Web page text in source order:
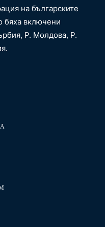
на българските
бяха включени
Р. Молдова, Р.